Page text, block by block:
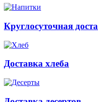
Круглосуточная
Доставка хлеба